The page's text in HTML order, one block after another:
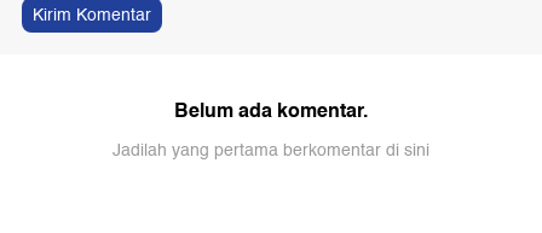
Kirim Komentar
Belum ada komentar.
Jadilah yang pertama berkomentar di sini